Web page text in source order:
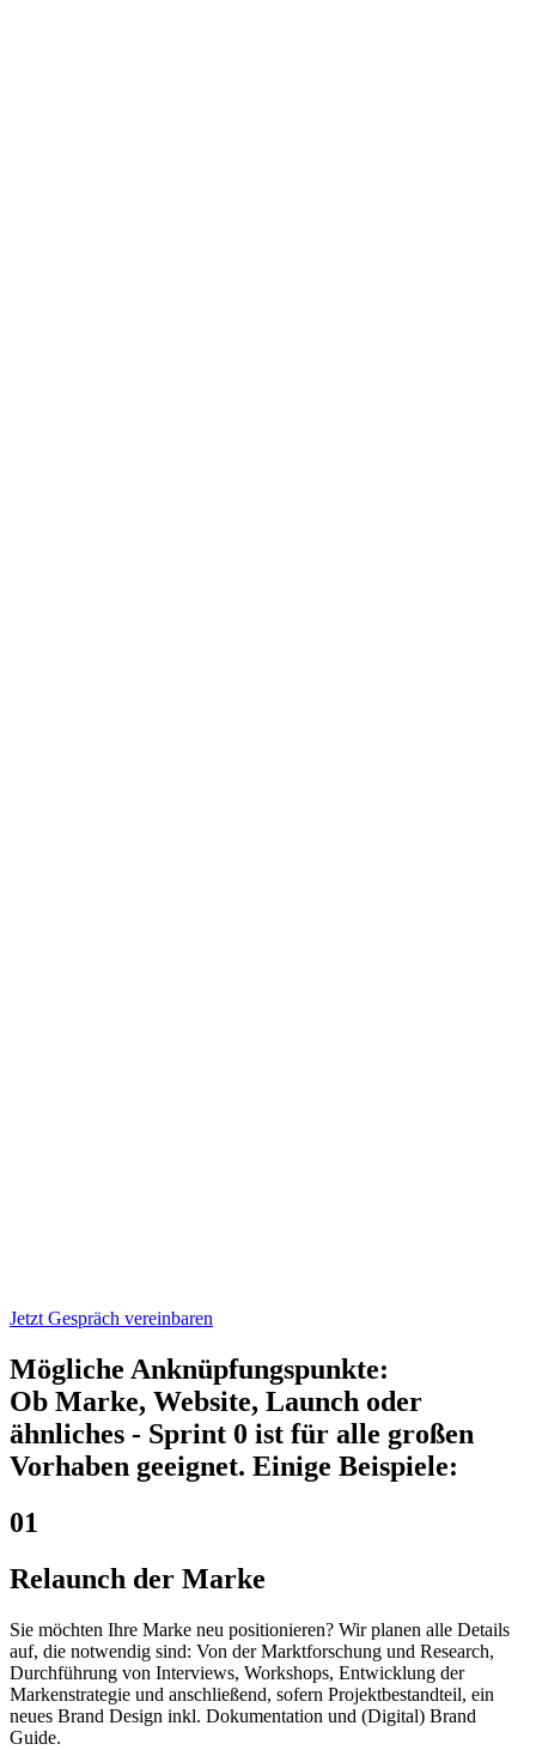
Jetzt Gespräch vereinbaren
Mögliche Anknüpfungspunkte:
Ob Marke, Website, Launch oder
ähnliches - Sprint 0 ist für alle großen
Vorhaben geeignet. Einige Beispiele:
01
Relaunch der Marke
Sie möchten Ihre Marke neu positionieren? Wir planen alle Details
auf, die notwendig sind: Von der Marktforschung und Research,
Durchführung von Interviews, Workshops, Entwicklung der
Markenstrategie und anschließend, sofern Projektbestandteil, ein
neues Brand Design inkl. Dokumentation und (Digital) Brand
Guide.